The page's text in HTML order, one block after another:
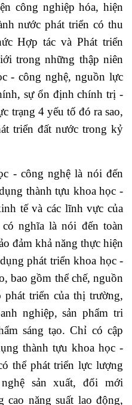
công nghiệp hóa, hiện
nước phát triển có thu
Hợp tác và Phát triển
trong những thập niên
- công nghệ, nguồn lực
sự ổn định chính trị -
trạng 4 yếu tố đó ra sao,
triển đất nước trong kỷ
- công nghệ là nói đến
thành tựu khoa học -
tế và các lĩnh vực của
nghĩa là nói đến toàn
đảm khả năng thực hiện
phát triển khoa học -
bao gồm thể chế, nguồn
triển của thị trường,
nghiệp, sản phẩm tri
sáng tạo. Chỉ có cập
thành tựu khoa học -
thể phát triển lực lượng
sản xuất, đổi mới
cao năng suất lao động,